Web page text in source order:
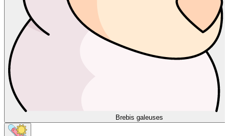
Brebis galeuses